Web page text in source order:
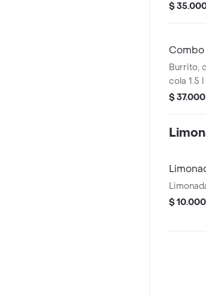
$
Combo
Burrito,
cola 1.5
$ 37.000
$ 10.000